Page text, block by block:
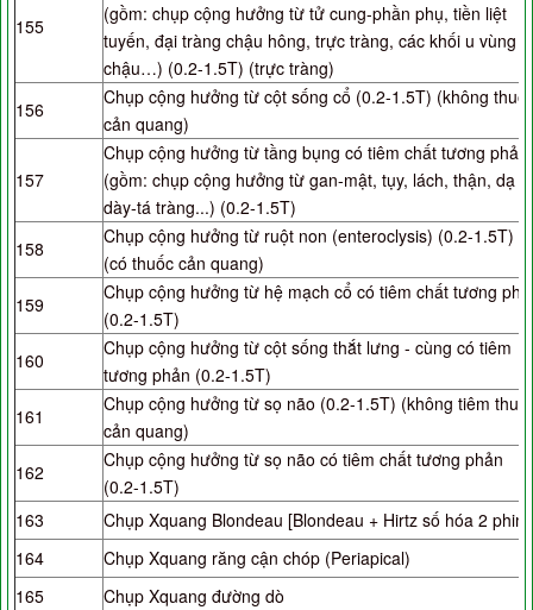
155
(gồm: chụp cộng hưởng từ tử cung-phần phụ, tiền liệt
tuyến, đại tràng chậu hông, trực tràng, các khối u vùng
chậu…) (0.2-1.5T) (trực tràng)
156
Chụp cộng hưởng từ cột sống cổ (0.2-1.5T) (không
cản quang)
157
Chụp cộng hưởng từ tầng bụng có tiêm chất tương phản
(gồm: chụp cộng hưởng từ gan-mật, tụy, lách, thận, dạ
dày-tá tràng...) (0.2-1.5T)
158
Chụp cộng hưởng từ ruột non (enteroclysis) (0.2-1.5T)
(có thuốc cản quang)
159
Chụp cộng hưởng từ hệ mạch cổ có tiêm chất tương
(0.2-1.5T)
160
Chụp cộng hưởng từ cột sống thắt lưng - cùng có tiêm
tương phản (0.2-1.5T)
161
Chụp cộng hưởng từ sọ não (0.2-1.5T) (không tiêm
cản quang)
162
Chụp cộng hưởng từ sọ não có tiêm chất tương phản
(0.2-1.5T)
163
Chụp Xquang Blondeau [Blondeau + Hirtz số hóa 2 phim]
164
Chụp Xquang răng cận chóp (Periapical)
165
Chụp Xquang đường dò